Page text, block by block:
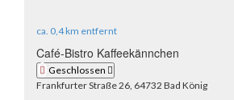
ca. 0,4 km entfernt
Café-Bistro Kaffeekännchen
Geschlossen
Frankfurter Straße 26, 64732 Bad König